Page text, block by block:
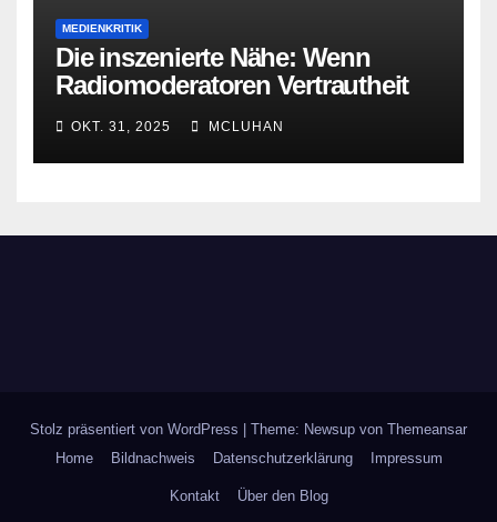
MEDIENKRITIK
Die inszenierte Nähe: Wenn
Radiomoderatoren Vertrautheit
OKT. 31, 2025 MCLUHAN
Stolz präsentiert von WordPress Theme: Newsup von Themeansar
Home
Bildnachweis Datenschutzerklärung Impressum
Kontakt Über den Blog